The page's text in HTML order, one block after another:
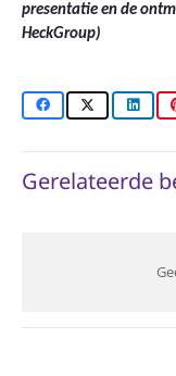
presentatie en de
HeckGroup)
Gerelateerde